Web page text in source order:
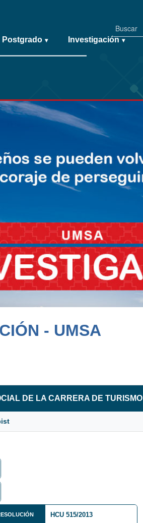
Postgrado ▾ Investigación ▾
- UMSA
DE LA CARRERA DE TURISMO
HCU 515/2013